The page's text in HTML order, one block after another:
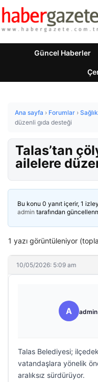
Güncel Haberler
Ana sayfa › Forumlar › Sağlık
düzenli gıda desteği
Talas’tan
ailelere
Bu konu 0 yanıt içerir, 1
admin tarafından
1 yazı görüntüleniyor
10/05/2026: 5:09 am
A admin
Talas Belediyesi;
vatandaşlara yönelik
aralıksız sürdürüyor.